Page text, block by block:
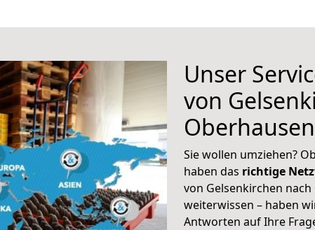
Unser
von
Oberhausen
Sie wollen umziehen?
haben das richtige
von Gelsenkirchen
weiterwissen – haben
Antworten auf Ihre